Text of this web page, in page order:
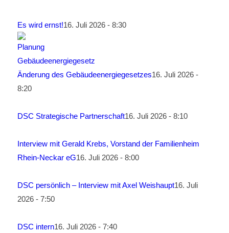
Es wird ernst!16. Juli 2026 - 8:30
Änderung des Gebäudeenergiegesetzes16. Juli 2026 -
8:20
DSC Strategische Partnerschaft16. Juli 2026 - 8:10
Interview mit Gerald Krebs, Vorstand der Familienheim
Rhein-Neckar eG16. Juli 2026 - 8:00
DSC persönlich – Interview mit Axel Weishaupt16. Juli
2026 - 7:50
DSC intern16. Juli 2026 - 7:40